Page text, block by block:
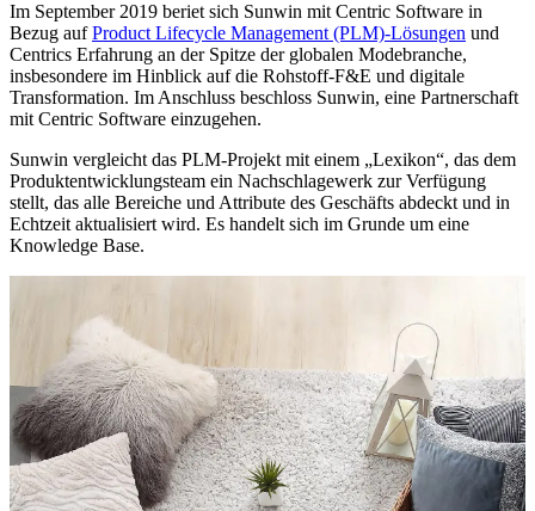
Im September 2019 beriet sich Sunwin mit Centric Software in
Bezug aufProduct Lifecycle Management (PLM)-Lösungen und
Centrics Erfahrung an der Spitze der globalen Modebranche,
insbesondere im Hinblick auf die Rohstoff-F&E und digitale
Transformation. Im Anschluss beschloss Sunwin, eine Partnerschaft
mit Centric Software einzugehen.
Sunwin vergleicht das PLM-Projekt mit einem „Lexikon“, das dem
Produktentwicklungsteam ein Nachschlagewerk zur Verfügung
stellt, das alle Bereiche und Attribute des Geschäfts abdeckt und in
Echtzeit aktualisiert wird. Es handelt sich im Grunde um eine
Knowledge Base.